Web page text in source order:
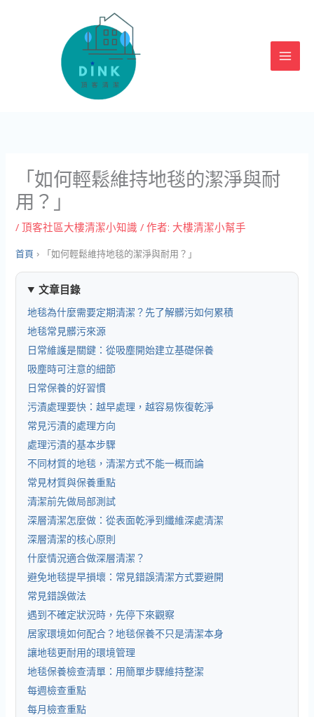
「如何輕鬆維持地毯的潔淨與耐
用？」
/頂客社區大樓清潔小知識 / 作者: 大樓清潔小幫手
首頁 › 「如何輕鬆維持地毯的潔淨與耐用？」
文章目錄
地毯為什麼需要定期清潔？先了解髒污如何累積
地毯常見髒污來源
日常維護是關鍵：從吸塵開始建立基礎保養
吸塵時可注意的細節
日常保養的好習慣
污漬處理要快：越早處理，越容易恢復乾淨
常見污漬的處理方向
處理污漬的基本步驟
不同材質的地毯，清潔方式不能一概而論
常見材質與保養重點
清潔前先做局部測試
深層清潔怎麼做：從表面乾淨到纖維深處清潔
深層清潔的核心原則
什麼情況適合做深層清潔？
避免地毯提早損壞：常見錯誤清潔方式要避開
常見錯誤做法
遇到不確定狀況時，先停下來觀察
居家環境如何配合？地毯保養不只是清潔本身
讓地毯更耐用的環境管理
地毯保養檢查清單：用簡單步驟維持整潔
每週檢查重點
每月檢查重點